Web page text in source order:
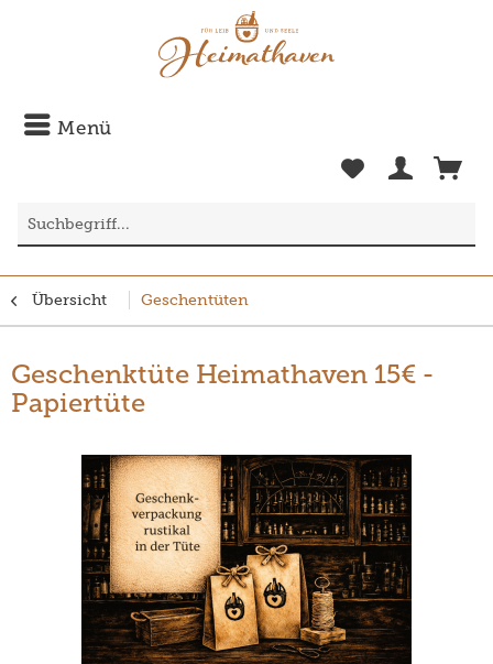
Menü
Übersicht Geschentüten
Geschenktüte Heimathaven 15€ -
Papiertüte